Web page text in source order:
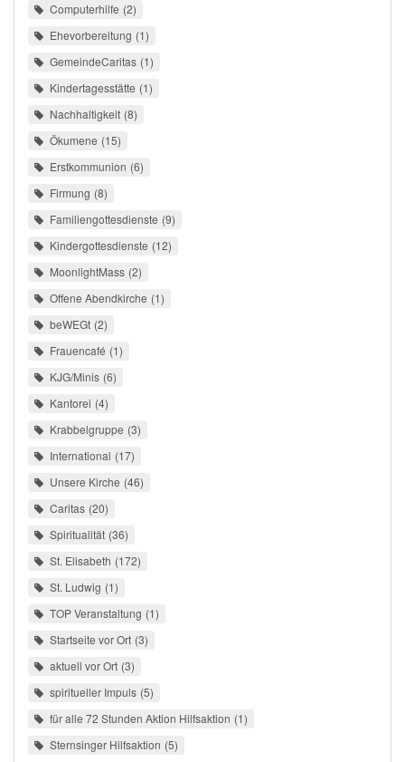
Computerhilfe 2
Ehevorbereitung 1
GemeindeCaritas 1
Kindertagesstätte 1
Nachhaltigkeit 8
Ökumene 15
Erstkommunion 6
Firmung 8
Familiengottesdienste 9
Kindergottesdienste 12
MoonlightMass 2
Offene Abendkirche 1
beWEGt 2
Frauencafé 1
KJG/Minis 6
Kantorei 4
Krabbelgruppe 3
International 17
Unsere Kirche 46
Caritas 20
Spiritualität 36
St. Elisabeth 172
St. Ludwig 1
TOP Veranstaltung 1
Startseite vor Ort 3
aktuell vor Ort 3
spiritueller Impuls 5
für alle 72 Stunden Aktion Hilfsaktion 1
Sternsinger Hilfsaktion 5